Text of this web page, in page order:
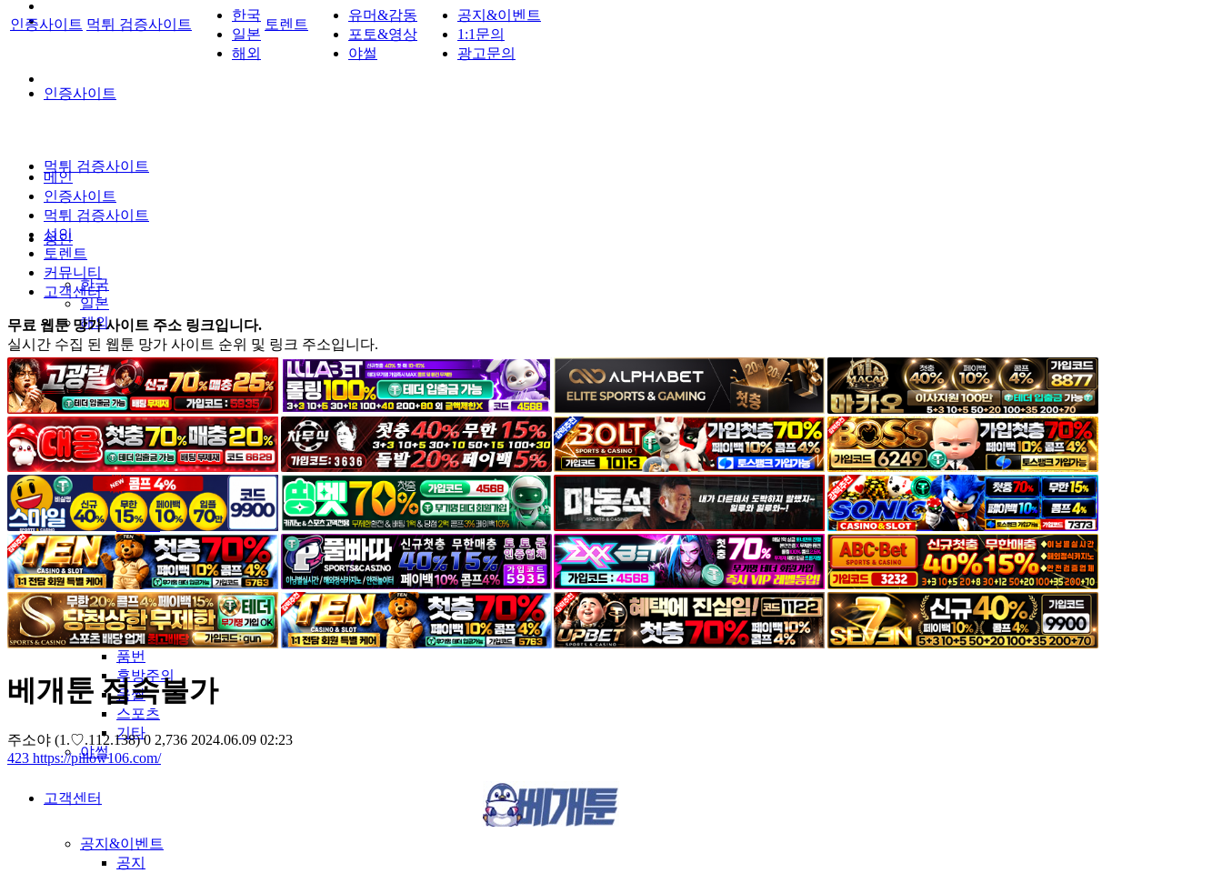
인증사이트
먹튀 검증사이트
성인
한국
일본
해외
토렌트
커뮤니티
유머&감동
포토&영상
일반인
연예인
서양
모델
그라비아
코스프레
BJ
품번
후방주의
움짤
스포츠
기타
야썰
고객센터
공지&이벤트
공지
인증사이트 먹튀 검증사이트
한국
일본
해외
토렌트
유머&감동
포토&영상
야썰
공지&이벤트
1:1문의
광고문의
메인
인증사이트
먹튀 검증사이트
성인
토렌트
커뮤니티
고객센터
무료 웹툰 망가 사이트 주소 링크입니다.
실시간 수집 된 웹툰 망가 사이트 순위 및 링크 주소입니다.
베개툰 접속불가
주소야 (1.♡.112.138) 0 2,736 2024.06.09 02:23
423 https://pillow106.com/